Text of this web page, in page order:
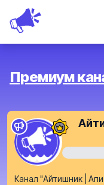
Премиум
Канал "Айтишник |